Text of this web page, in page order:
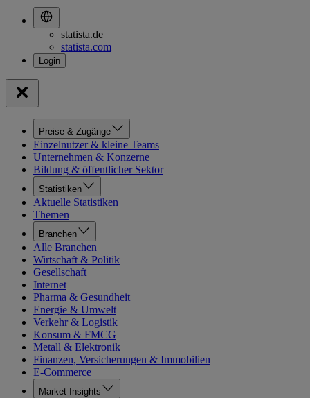
statista.de
statista.com
Preise & Zugänge
Einzelnutzer & kleine Teams
Unternehmen & Konzerne
Bildung & öffentlicher Sektor
Statistiken
Aktuelle Statistiken
Themen
Branchen
Alle Branchen
Wirtschaft & Politik
Gesellschaft
Internet
Pharma & Gesundheit
Energie & Umwelt
Verkehr & Logistik
Konsum & FMCG
Metall & Elektronik
Finanzen, Versicherungen & Immobilien
E-Commerce
Market Insights